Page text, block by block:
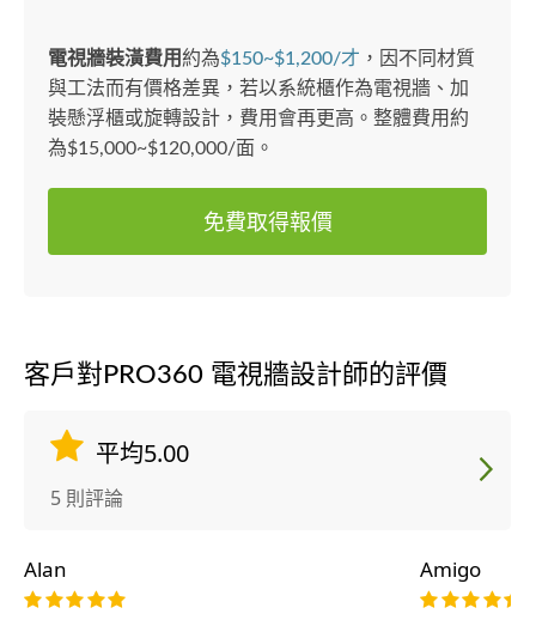
電視牆裝潢費用約為$150~$1,200/才 ，因不同材質
與工法而有價格差異，若以系統櫃作為電視牆、加
裝懸浮櫃或旋轉設計，費用會再更高。整體費用約
為$15,000~$120,000/面。
免費取得報價
客戶對PRO360 電視牆設計師的評價
平均5.00
5 則評論
Alan Amigo